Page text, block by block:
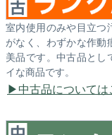
室内使用のみや目立つ
がなく、わずかな作動
美品です。中古品とし
イな商品です。
中古品については